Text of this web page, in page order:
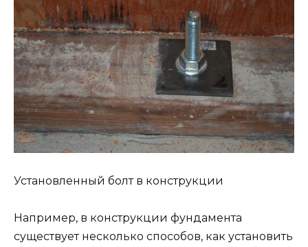
Установленный болт в конструкции
Например, в конструкции фундамента
существует несколько способов, как установить